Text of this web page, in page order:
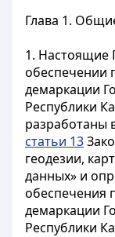
Глава 1.
1. Настоящие
обеспечении
демаркации
Республики
разработаны
статьи 13
геодезии,
данных» и
обеспечения
демаркации
Республики